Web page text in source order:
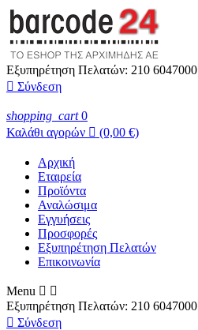
Εξυπηρέτηση Πελατών: 210 6047000
 Σύνδεση
shopping_cart 0
Καλάθι αγορών  (0,00 €)
Αρχική
Εταιρεία
Προϊόντα
Αναλώσιμα
Εγγυήσεις
Προσφορές
Εξυπηρέτηση Πελατών
Επικοινωνία
Menu  
Εξυπηρέτηση Πελατών: 210 6047000
 Σύνδεση